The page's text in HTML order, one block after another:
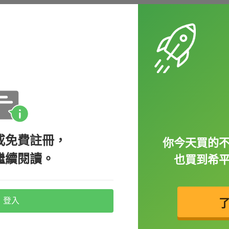
正面還是反面。那英文的講法中「 正面」
（好吧。是反面。你可以拿走最後一塊
費註冊，
續閱讀。
登入
你今天買的
也買到希